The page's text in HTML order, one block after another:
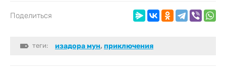
Поделиться
теги: изадора мун, приключения